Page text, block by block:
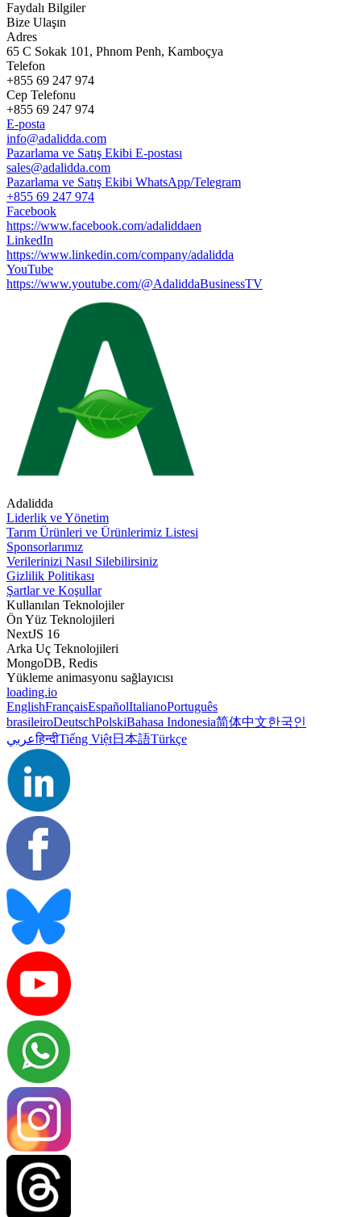
Faydalı Bilgiler
Bize Ulaşın
Adres
65 C Sokak 101, Phnom Penh, Kamboçya
Telefon
+855 69 247 974
Cep Telefonu
+855 69 247 974
E-posta
info@adalidda.com
Pazarlama ve Satış Ekibi E-postası
sales@adalidda.com
Pazarlama ve Satış Ekibi WhatsApp/Telegram
+855 69 247 974
Facebook
https://www.facebook.com/adaliddaen
LinkedIn
https://www.linkedin.com/company/adalidda
YouTube
https://www.youtube.com/@AdaliddaBusinessTV
Adalidda
Liderlik ve Yönetim
Tarım Ürünleri ve Ürünlerimiz Listesi
Sponsorlarımız
Verilerinizi Nasıl Silebilirsiniz
Gizlilik Politikası
Şartlar ve Koşullar
Kullanılan Teknolojiler
Ön Yüz Teknolojileri
NextJS 16
Arka Uç Teknolojileri
MongoDB, Redis
Yükleme animasyonu sağlayıcısı
loading.io
EnglishFrançaisEspañolItalianoPortuguês
brasileiroDeutschPolskiBahasa Indonesia简体中文한국인
عربيहिन्दीTiếng Việt日本語Türkçe